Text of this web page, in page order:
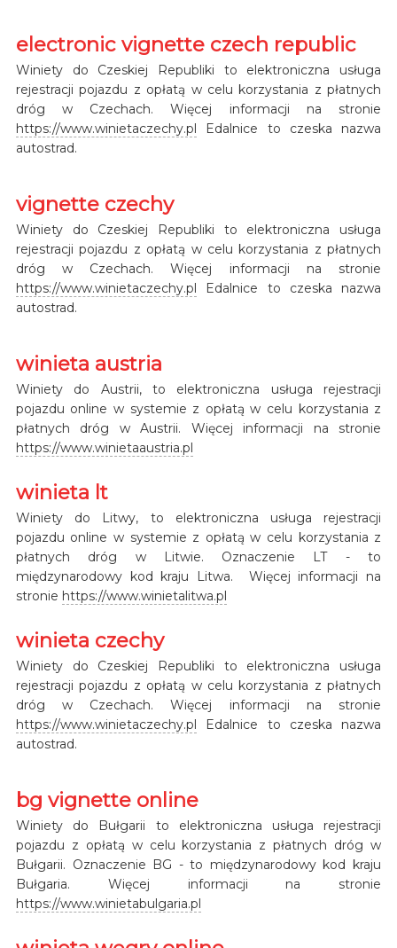
electronic vignette czech republic
Winiety do Czeskiej Republiki to elektroniczna usługa
rejestracji pojazdu z opłatą w celu korzystania z płatnych
dróg w Czechach. Więcej informacji na stronie
https://www.winietaczechy.pl Edalnice to czeska nazwa
autostrad.
vignette czechy
Winiety do Czeskiej Republiki to elektroniczna usługa
rejestracji pojazdu z opłatą w celu korzystania z płatnych
dróg w Czechach. Więcej informacji na stronie
https://www.winietaczechy.pl Edalnice to czeska nazwa
autostrad.
winieta austria
Winiety do Austrii, to elektroniczna usługa rejestracji
pojazdu online w systemie z opłatą w celu korzystania z
płatnych dróg w Austrii. Więcej informacji na stronie
https://www.winietaaustria.pl
winieta lt
Winiety do Litwy, to elektroniczna usługa rejestracji
pojazdu online w systemie z opłatą w celu korzystania z
płatnych dróg w Litwie. Oznaczenie LT - to
międzynarodowy kod kraju Litwa. Więcej informacji na
stronie https://www.winietalitwa.pl
winieta czechy
Winiety do Czeskiej Republiki to elektroniczna usługa
rejestracji pojazdu z opłatą w celu korzystania z płatnych
dróg w Czechach. Więcej informacji na stronie
https://www.winietaczechy.pl Edalnice to czeska nazwa
autostrad.
bg vignette online
Winiety do Bułgarii to elektroniczna usługa rejestracji
pojazdu z opłatą w celu korzystania z płatnych dróg w
Bułgarii. Oznaczenie BG - to międzynarodowy kod kraju
Bułgaria. Więcej informacji na stronie
https://www.winietabulgaria.pl